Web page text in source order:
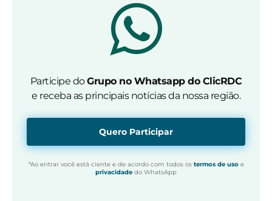
Participe doGrupo no Whatsapp do ClicRDC
e receba as principais notícias da nossa região.
Quero Participar
*Ao entrar você está ciente e de acordo com todos os termos de usoe
privacidade do WhatsApp